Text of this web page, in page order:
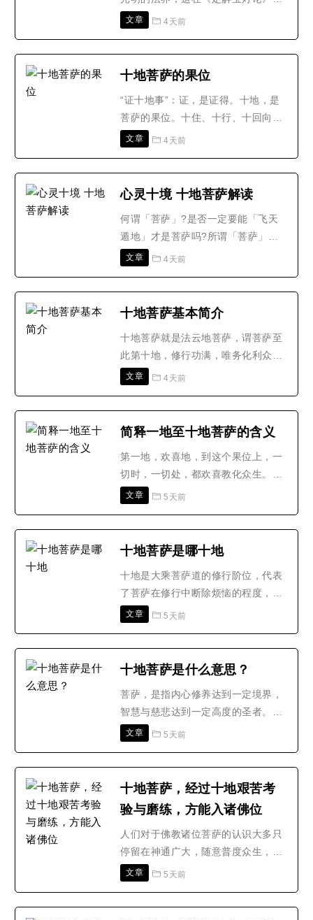
说得很清楚。十地菩萨所看到的佛的
城，它是大无为法，光明与空性无二
中的坛城现前，二者之间不一样。化
身佛有生有灭，而报身佛是..
文章 4天前
十地菩萨的果位
“证十地事”：证，是证得。十地，是
菩萨的果位。十住、十行、十回向，
这叫三贤位。十地菩萨的果位──(一)
境界上的，不会哭，你打他，骂他，
骂他，他也欢喜;无论怎么样，他都欢
喜，这是初地。(二)..
文章 4天前
心灵十境 十地菩萨解读
何谓「菩萨」?是否一定要能「飞天
遁地」才是菩萨吗?所谓「菩萨」，
并不是指土雕木刻的形像，也不见得
几年来，天灾人祸频传，如：最近因
等国家，带来特大豪雨，造成世纪性
异常严重的洪涝大灾害。我们..
文章 4天前
十地菩萨基本简介
十地菩萨就是法云地菩萨，谓菩萨至
此第十地，修行功满，唯务化利众
生，大慈如云，普能阴覆，虽施作利
满，唯务化利众生，大慈如云，普能
云：慈阴妙云，覆涅槃海，名法云
地。(梵语涅槃，华言灭度;谓..
文章 4天前
简释一地至十地菩萨的含义
第一地，欢喜地，到这个果位上，一
切时，一切处，都欢喜教化众生。因
为欢喜，第二就离垢，所以二地叫“离
得到离垢，得到清净。到三地，因为
以三地叫“发光地”。四地“焰慧地”，
就是光明智慧比发..
文章 5天前
十地菩萨是哪十地
十地是大乘菩萨道的修行阶位，代表
了菩萨在修行中断除烦恼的程度，也
标志着菩萨成就功德的程度。大地能
地:诸菩萨住此地中，先已于心增上法
观，得诸菩萨现观。由正证得无上现
观故;诸大菩萨，于此地..
文章 5天前
十地菩萨是什么意思？
菩萨，是指内心修养达到一定境界，
智慧与慈悲达到一定高度的圣者。这
个名词是梵语音译的省译，全词音译
就是先通过修行让自己觉悟，然后通
境界的圣者，就是“菩萨”。“十地”，
是修行过..
文章 5天前
十地菩萨，经过十地艰苦考
验与磨练，方能入诸佛位
人们对于佛教诸位菩萨的认识大多只
停留在神通广大，随意普度众生，但
所有的菩萨从其起源开始，也是要经
文章 5天前